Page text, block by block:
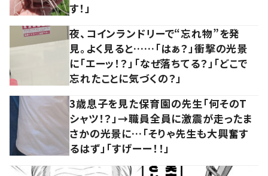
す！」
夜、コインランドリーで“忘れ物”を発
見。よく見ると……「はぁ？」衝撃の光景
に「エーッ！？」「なぜ落ちてる？」「どこで
忘れたことに気づくの？」
3歳息子を見た保育園の先生「何そのT
シャツ！？」→職員全員に激震が走ったま
さかの光景に…「そりゃ先生も大興奮す
るはず」「すげーー！！」